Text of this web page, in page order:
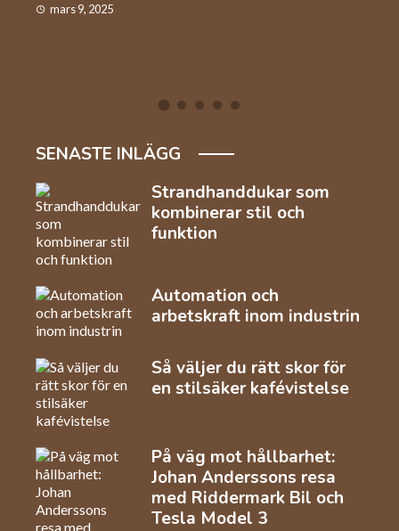
januari 22, 2025
SENASTE INLÄGG
Strandhanddukar som
kombinerar stil och
funktion
Automation och
arbetskraft inom industrin
Så väljer du rätt skor för
en stilsäker kafévistelse
På väg mot hållbarhet:
Johan Anderssons resa
med Riddermark Bil och
Tesla Model 3